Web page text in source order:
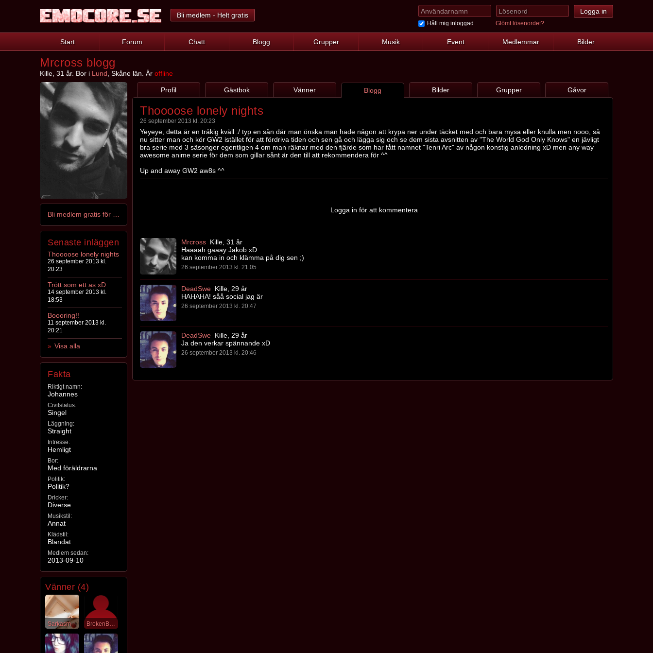
Bli medlem - Helt gratis
Håll mig inloggad Glömt lösenordet?
Start Forum Chatt Blogg Grupper Musik Event Medlemmar Bilder
Mrcross blogg
Kille, 31 år. Bor i Lund , Skåne län. Är offline
Senaste inläggen
Thoooose lonely nights
26 september 2013 kl.
20:23
Trött som ett as xD
14 september 2013 kl.
18:53
Boooring!!
11 september 2013 kl.
20:21
Visa alla
Fakta
Riktigt namn:
Johannes
Civilstatus:
Singel
Läggning:
Straight
Intresse:
Hemligt
Bor:
Med föräldrarna
Politik:
Politik?
Dricker:
Diverse
Musikstil:
Annat
Klädstil:
Blandat
Medlem sedan:
2013-09-10
Vänner (4)
Sarkasm BrokenBlueberry
Profil Gästbok Vänner Blogg Bilder Grupper Gåvor
Thoooose lonely nights
26 september 2013 kl. 20:23
Yeyeye, detta är en tråkig kväll :/ typ en sån där man önska man hade någon att krypa ner under täcket med och bara mysa eller knulla men nooo, så
nu sitter man och kör GW2 istället för att fördriva tiden och sen gå och lägga sig och se dem sista avsnitten av "The World God Only Knows" en jävligt
bra serie med 3 säsonger egentligen 4 om man räknar med den fjärde som har fått namnet "Tenri Arc" av någon konstig anledning xD men any way
awesome anime serie för dem som gillar sånt är den till att rekommendera för ^^
Up and away GW2 aw8s ^^
Logga in för att kommentera
Mrcross Kille, 31 år
Haaaah gaaay Jakob xD
kan komma in och klämma på dig sen ;)
26 september 2013 kl. 21:05
DeadSwe Kille, 29 år
HAHAHA! såå social jag är
26 september 2013 kl. 20:47
DeadSwe Kille, 29 år
Ja den verkar spännande xD
26 september 2013 kl. 20:46